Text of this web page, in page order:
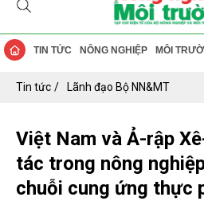
TIN TỨC NÔNG NGHIỆP MÔI
Tin tức Lãnh đạo Bộ NN&MT
Việt Nam và Ả-rập
tác trong nông
chuỗi cung ứng thực